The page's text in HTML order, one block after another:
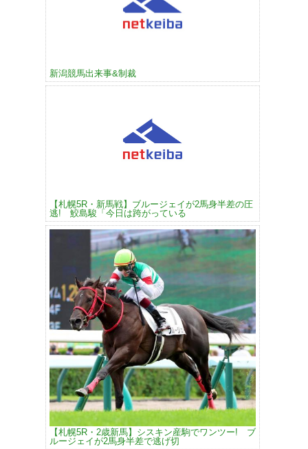
新潟競馬出来事&制裁
【札幌5R・新馬戦】ブルージェイが2馬身半差の圧
逃! 鮫島駿「今日は跨がっている
【札幌5R・2歳新馬】シスキン産駒でワンツー! ブ
ルージェイが2馬身半差で逃げ切